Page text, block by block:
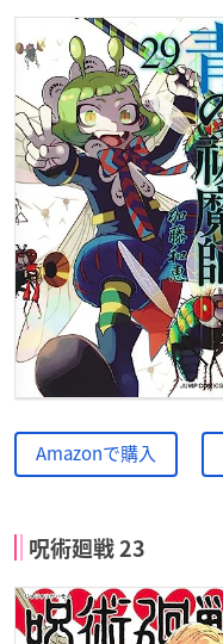
Amazonで購入
呪術廻戦 23